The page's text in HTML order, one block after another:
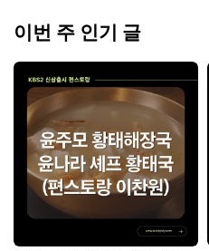
이번 주 인기 글